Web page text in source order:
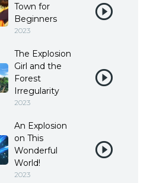
Town for
Beginners
2023
The Explosion
Girl and the
Forest
Irregularity
2023
An Explosion
on This
Wonderful
World!
2023